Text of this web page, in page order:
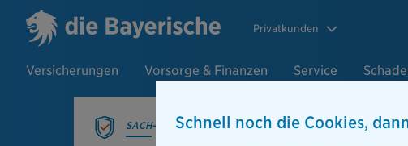
Privatkunden
Versicherungen Vorsorge & Finanzen Service
SACH-VERSICHERUNGEN
Schnell noch die Cookies,